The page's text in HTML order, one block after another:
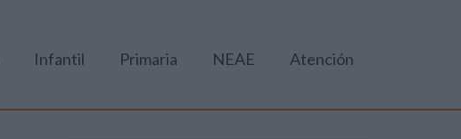
Infantil Primaria NEAE Atención